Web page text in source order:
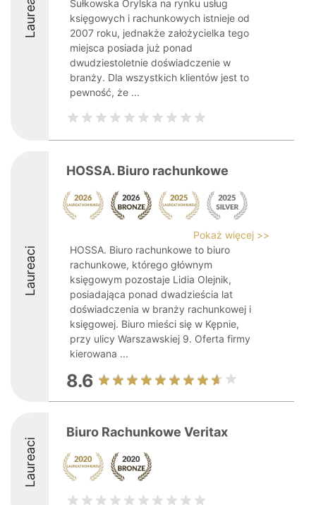
Laureaci
Sułkowska Orylska na rynku usług
księgowych i rachunkowych istnieje od
2007 roku, jednakże założycielka tego
miejsca posiada już ponad
dwudziestoletnie doświadczenie w
branży. Dla wszystkich klientów jest to
pewność, że ...
Laureaci
HOSSA. Biuro rachunkowe
Pokaż więcej >>
HOSSA. Biuro rachunkowe to biuro
rachunkowe, którego głównym
księgowym pozostaje Lidia Olejnik,
posiadająca ponad dwadzieścia lat
doświadczenia w branży rachunkowej i
księgowej. Biuro mieści się w Kępnie,
przy ulicy Warszawskiej 9. Oferta firmy
kierowana ...
8.6
Laureaci
Biuro Rachunkowe Veritax